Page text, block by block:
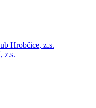
Hrobčice, z.s.
z.s.